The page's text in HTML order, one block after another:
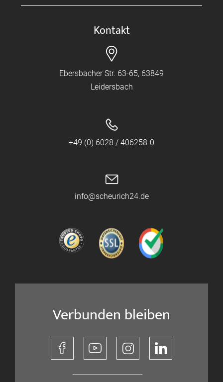
Kontakt
Ebersbacher Str. 63-65, 63849
Leidersbach
+49 (0) 6028 / 406258-0
info@scheurich24.de
Verbunden bleiben